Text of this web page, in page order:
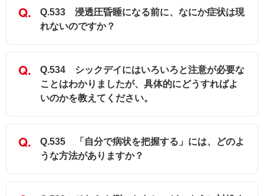
Q.533 浸透圧昏睡になる前に、なにか症状は現
れないのですか？
Q.534 シックデイにはいろいろと注意が必要な
ことはわかりましたが、具体的にどうすればよ
いのかを教えてください。
Q.535 「自分で病状を把握する」には、どのよ
うな方法がありますか？